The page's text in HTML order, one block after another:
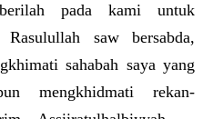
pada kami untuk
saw bersabda,
sahabah saya yang
mengkhidmati rekan-